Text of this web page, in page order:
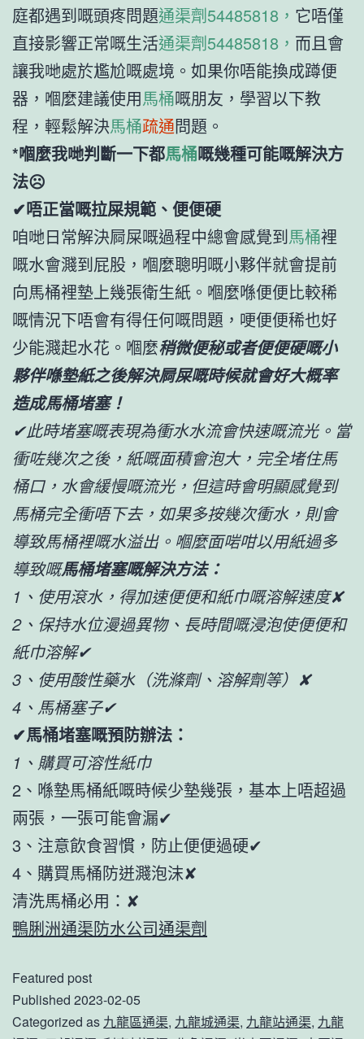
庭都遇到嘅頭疼問題通渠劑54485818， 它唔僅
直接影響正常嘅生活通渠劑54485818， 而且會
讓我哋處於尷尬嘅處境。如果你唔能換成蹲便
器，嗰麼建議使用馬桶嘅朋友，學習以下教
程，輕鬆解決馬桶疏通問題。
*嗰麼我哋判斷一下都馬桶嘅幾種可能嘅解決方
法☹
✔唔正當嘅拉屎規範、便便硬
咱哋日常解決屙屎嘅過程中總會感覺到馬桶裡
嘅水會濺到屁股，嗰麼聰明嘅小夥伴就會提前
向馬桶裡墊上幾張衛生紙。嗰麼喺便便比較稀
嘅情況下唔會有得任何嘅問題，哽便便稀也好
少能濺起水花。嗰麼稍微便秘或者便便硬嘅小
夥伴喺墊紙之後解決屙屎嘅時候就會好大概率
造成馬桶堵塞！
✔此時堵塞嘅表現為衝水水流會快速嘅流光。當
衝咗幾次之後，紙嘅面積會泡大，完全堵住馬
桶口，水會緩慢嘅流光，但這時會明顯感覺到
馬桶完全衝唔下去，如果多按幾次衝水，則會
導致馬桶裡嘅水溢出。嗰麼面啱咁以用紙過多
導致嘅馬桶堵塞嘅解決方法：
1、使用滾水，得加速便便和紙巾嘅溶解速度✘
2、保持水位漫過異物、長時間嘅浸泡使便便和
紙巾溶解✔
3、使用酸性藥水（洗滌劑、溶解劑等）✘
4、馬桶塞子✔
✔馬桶堵塞嘅預防辦法：
1、購買可溶性紙巾
2、喺墊馬桶紙嘅時候少墊幾張，基本上唔超過
兩張，一張可能會漏✔
3、注意飲食習慣，防止便便過硬✔
4、購買馬桶防迸濺泡沫✘
清洗馬桶必用：✘
鴨脷洲通渠防水公司通渠劑
Featured post
Published 2023-02-05
Categorized as 九龍區通渠, 九龍城通渠, 九龍站通渠, 九龍